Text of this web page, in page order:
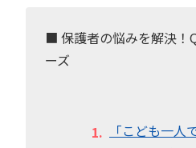
■ 保護者の悩みを解決！
ーズ
「こども一人